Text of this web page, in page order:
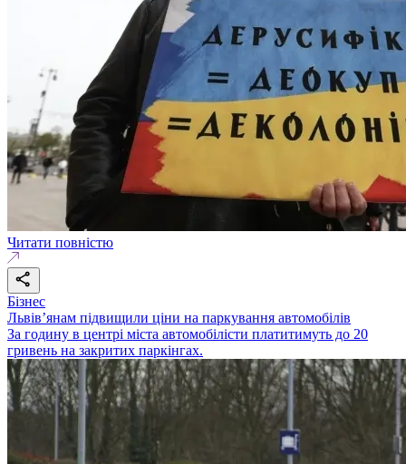
Читати повністю
Бізнес
Львів’янам підвищили ціни на паркування автомобілів
За годину в центрі міста автомобілісти платитимуть до 20
гривень на закритих паркінгах.